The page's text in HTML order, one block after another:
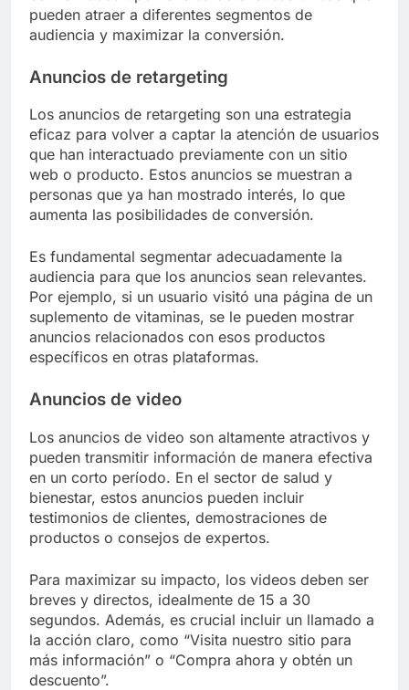
pueden atraer a diferentes segmentos de
audiencia y maximizar la conversión.
Anuncios de retargeting
Los anuncios de retargeting son una estrategia
eficaz para volver a captar la atención de usuarios
que han interactuado previamente con un sitio
web o producto. Estos anuncios se muestran a
personas que ya han mostrado interés, lo que
aumenta las posibilidades de conversión.
Es fundamental segmentar adecuadamente la
audiencia para que los anuncios sean relevantes.
Por ejemplo, si un usuario visitó una página de un
suplemento de vitaminas, se le pueden mostrar
anuncios relacionados con esos productos
específicos en otras plataformas.
Anuncios de video
Los anuncios de video son altamente atractivos y
pueden transmitir información de manera efectiva
en un corto período. En el sector de salud y
bienestar, estos anuncios pueden incluir
testimonios de clientes, demostraciones de
productos o consejos de expertos.
Para maximizar su impacto, los videos deben ser
breves y directos, idealmente de 15 a 30
segundos. Además, es crucial incluir un llamado a
la acción claro, como “Visita nuestro sitio para
más información” o “Compra ahora y obtén un
descuento”.